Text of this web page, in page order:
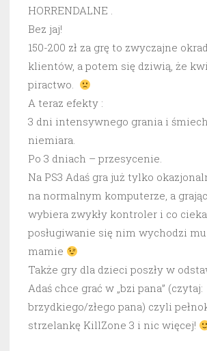
HORRENDALNE .
Bez jaj!
150-200 zł za grę to zwyczajne
klientów, a potem się dziwią, że
piractwo.
A teraz efekty :
3 dni intensywnego grania i
niemiara.
Po 3 dniach – przesycenie.
Na PS3 Adaś gra już tylko
na normalnym komputerze, a
wybiera zwykły kontroler i co
posługiwanie się nim wychodzi
mamie
Także gry dla dzieci poszły w
Adaś chce grać w „bzi pana” (czytaj:
brzydkiego/złego pana) czyli
strzelankę KillZone 3 i nic więcej!